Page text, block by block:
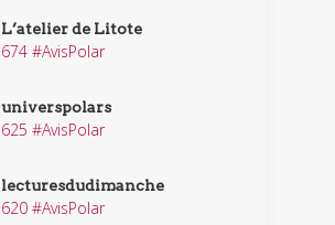
L’atelier de Litote
674 #AvisPolar
universpolars
625 #AvisPolar
lecturesdudimanche
620 #AvisPolar